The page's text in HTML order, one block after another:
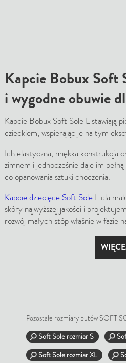
Kapcie Bobux Soft
i wygodne obuwie
Kapcie Bobux Soft Sole L stawiają
dzieckiem, wspierając je na tym
Ich elastyczna, miękka konstrukcja
zimnem i jednocześnie daje im
do opanowania sztuki chodzenia.
Kapcie dziecięce Soft SoleL dla
skóry najwyższej jakości i
rozwój małych stóp właśnie w fazie
Pozostałe rozmiary butów SOFT
Soft Sole rozmiar S
Soft Sole rozmiar XL